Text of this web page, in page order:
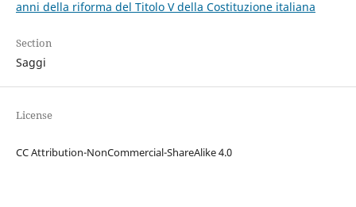
anni della riforma del Titolo V della Costituzione italiana
Section
Saggi
License
CC Attribution-NonCommercial-ShareAlike 4.0